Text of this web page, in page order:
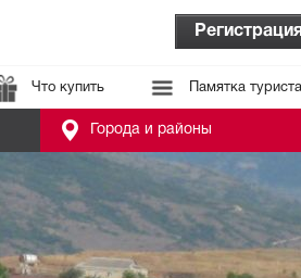
Регистрация
Что купить Памятка
Города и районы